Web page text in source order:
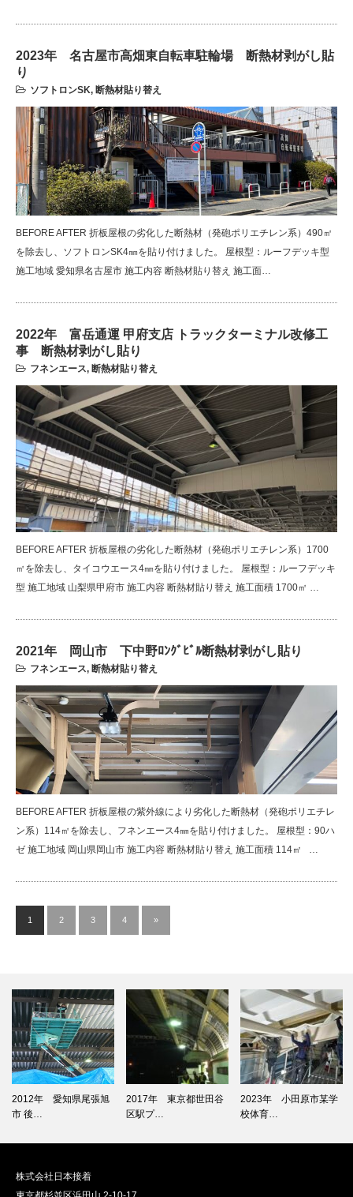
2023年 名古屋市高畑東自転車駐輪場 断熱材剥がし貼
り
ソフトロンSK, 断熱材貼り替え
BEFORE AFTER 折板屋根の劣化した断熱材（発砲ポリエチレン系）490㎡
を除去し、ソフトロンSK4㎜を貼り付けました。 屋根型：ルーフデッキ型
施工地域 愛知県名古屋市 施工内容 断熱材貼り替え 施工面…
2022年 富岳通運 甲府支店 トラックターミナル改修工
事 断熱材剥がし貼り
フネンエース, 断熱材貼り替え
BEFORE AFTER 折板屋根の劣化した断熱材（発砲ポリエチレン系）1700
㎡を除去し、タイコウエース4㎜を貼り付けました。 屋根型：ルーフデッキ
型 施工地域 山梨県甲府市 施工内容 断熱材貼り替え 施工面積 1700㎡ …
2021年 岡山市 下中野ﾛﾝｸﾞﾋﾞﾙ断熱材剥がし貼り
フネンエース, 断熱材貼り替え
BEFORE AFTER 折板屋根の紫外線により劣化した断熱材（発砲ポリエチレ
ン系）114㎡を除去し、フネンエース4㎜を貼り付けました。 屋根型：90ハ
ゼ 施工地域 岡山県岡山市 施工内容 断熱材貼り替え 施工面積 114㎡ …
1 2 3 4 »
2012年 愛知県尾張旭
市 後…
2017年 東京都世田谷
区駅プ…
2023年 小田原市某学
校体育…
株式会社日本接着